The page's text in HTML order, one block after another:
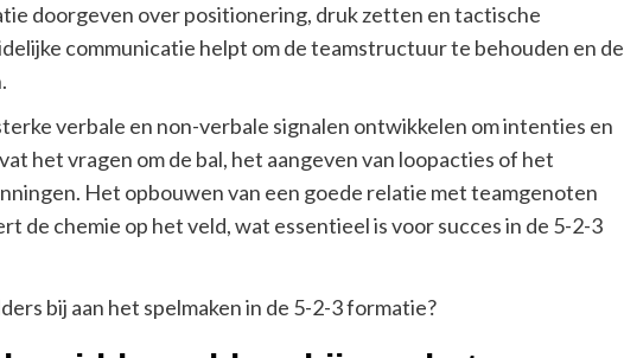
doorgeven over positionering, druk zetten en tactische
communicatie helpt om de teamstructuur te behouden en de
verbale en non-verbale signalen ontwikkelen om intenties en
het vragen om de bal, het aangeven van loopacties of het
Het opbouwen van een goede relatie met teamgenoten
chemie op het veld, wat essentieel is voor succes in de 5-2-3